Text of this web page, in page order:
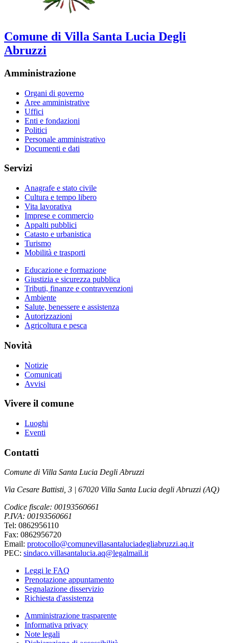
Comune di Villa Santa Lucia Degli
Abruzzi
Amministrazione
Organi di governo
Aree amministrative
Uffici
Enti e fondazioni
Politici
Personale amministrativo
Documenti e dati
Servizi
Anagrafe e stato civile
Cultura e tempo libero
Vita lavorativa
Imprese e commercio
Appalti pubblici
Catasto e urbanistica
Turismo
Mobilità e trasporti
Educazione e formazione
Giustizia e sicurezza pubblica
Tributi, finanze e contravvenzioni
Ambiente
Salute, benessere e assistenza
Autorizzazioni
Agricoltura e pesca
Novità
Notizie
Comunicati
Avvisi
Vivere il comune
Luoghi
Eventi
Contatti
Comune di Villa Santa Lucia Degli Abruzzi
Via Cesare Battisti, 3 | 67020 Villa Santa Lucia degli Abruzzi (AQ)
Codice fiscale: 00193560661
P.IVA: 00193560661
Tel: 0862956110
Fax: 0862956720
Email: protocollo@comunevillasantaluciadegliabruzzi.aq.it
PEC: sindaco.villasantalucia.aq@legalmail.it
Leggi le FAQ
Prenotazione appuntamento
Segnalazione disservizio
Richiesta d'assistenza
Amministrazione trasparente
Informativa privacy
Note legali